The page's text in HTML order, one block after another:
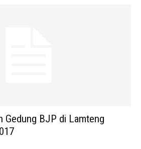
Gedung BJP di Lamteng